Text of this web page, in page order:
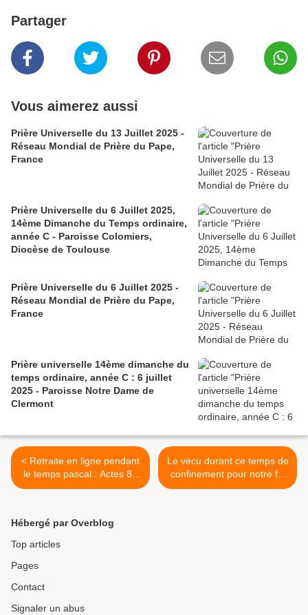
Partager
Vous aimerez aussi
Prière Universelle du 13 Juillet 2025 -
Réseau Mondial de Prière du Pape,
France
Prière Universelle du 6 Juillet 2025,
14ème Dimanche du Temps ordinaire,
année C - Paroisse Colomiers,
Diocèse de Toulouse
Prière Universelle du 6 Juillet 2025 -
Réseau Mondial de Prière du Pape,
France
Prière universelle 14ème dimanche du
temps ordinaire, année C : 6 juillet
2025 - Paroisse Notre Dame de
Clermont
< Retraite en ligne pendant
le temps pascal : Actes 8 -
effondrement et ouverture
Le vécu durant ce temps de
confinement pour notre foi
chrétienne >
Hébergé par Overblog
Top articles
Pages
Contact
Signaler un abus